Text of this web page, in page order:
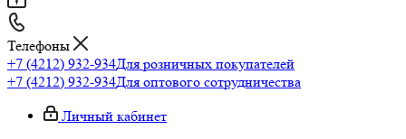
Телефоны
+7 (4212) 932-934Для розничных покупателей
+7 (4212) 932-934Для оптового сотрудничества
Личный кабинет